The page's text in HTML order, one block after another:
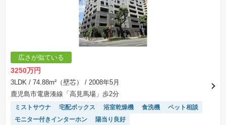
ことを条件として売買される土地のことをいいます。建築請負契約成立に向けて設計プランを
協議するため、土地購入者が自己の希望する建物の設計協議をするために必要な相当の期間の
交渉期間が設定され、その期間内で希望を満たすプランが実現できたかどうかにより結論を出
します。なお、この期間は概ね3ヶ月程度とされています。納得のいくプランが出来ず、建築請
負契約が成立しない場合、土地売買契約は白紙に戻り、土地契約にかかった代金（土地代金、
手付金など）は名目のいかんに関わらず、全て返却されます。
※課税対象物件の「価格」や「費用等」は消費税込みの「総額表示」で統一しています。
※「本体価格」とは、課税対象物件においては「消費税を除いた建物価格」と「土地価格」の
合計額を指します。
表示されておりません。
※取引にかかる費用：物件の契約手続き、決済、引き渡し時にかかる費用を表示しています。
不動産会社によって表記有無が異なるため、ご自身で十分な確認をしていただくようにお願い
いたします。
場合があります。
広さが似ている
3250万円
3LDK / 74.88m²（壁芯）
/ 2008年5月
鹿児島市電唐湊線「高見馬場」歩2分
ミストサウナ 宅配ボックス 浴室乾燥機 食洗機
ペット相談
モニター付きインターホン
陽当り良好